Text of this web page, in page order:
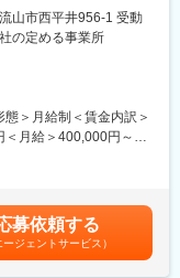
ライプロセス装置（プ
着装置、各種成膜関連
制御盤）及び制御ソフ
ていただきます。
り、プロセス開発・機
仕様やプロセスの課題
構成設計、主要部品の
山市西平井956-1 受動
の定める事業所
＞月給制＜賃金内訳＞
月給＞400,000円～
一律5万円（管理監督者
績：4カ月（夏冬））■
の金額であり、選考を
募依頼する
ージェントサービス）